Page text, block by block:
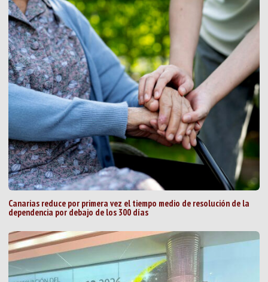
Canarias reduce por primera vez el tiempo medio de resolución de la
dependencia por debajo de los 300 días